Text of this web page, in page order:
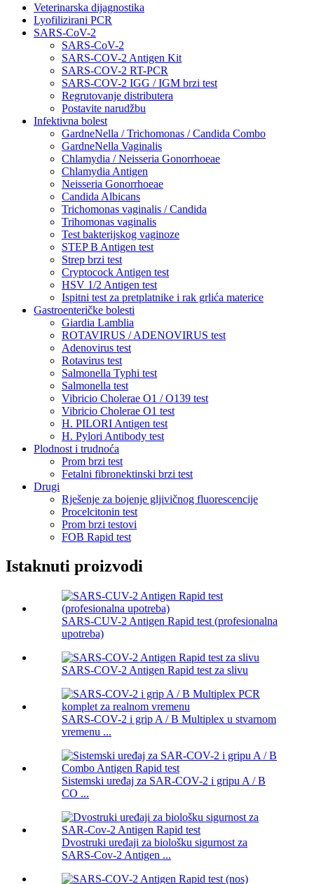
Veterinarska dijagnostika
Lyofilizirani PCR
SARS-CoV-2
SARS-CoV-2
SARS-COV-2 Antigen Kit
SARS-COV-2 RT-PCR
SARS-COV-2 IGG / IGM brzi test
Regrutovanje distributera
Postavite narudžbu
Infektivna bolest
GardneNella / Trichomonas / Candida Combo
GardneNella Vaginalis
Chlamydia / Neisseria Gonorrhoeae
Chlamydia Antigen
Neisseria Gonorrhoeae
Candida Albicans
Trichomonas vaginalis / Candida
Trihomonas vaginalis
Test bakterijskog vaginoze
STEP B Antigen test
Strep brzi test
Cryptocock Antigen test
HSV 1/2 Antigen test
Ispitni test za pretplatnike i rak grlića materice
Gastroenteričke bolesti
Giardia Lamblia
ROTAVIRUS / ADENOVIRUS test
Adenovirus test
Rotavirus test
Salmonella Typhi test
Salmonella test
Vibricio Cholerae O1 / O139 test
Vibricio Cholerae O1 test
H. PILORI Antigen test
H. Pylori Antibody test
Plodnost i trudnoća
Prom brzi test
Fetalni fibronektinski brzi test
Drugi
Rješenje za bojenje gljivičnog fluorescencije
Procelcitonin test
Prom brzi testovi
FOB Rapid test
Istaknuti proizvodi
SARS-CUV-2 Antigen Rapid test (profesionalna
upotreba)
SARS-COV-2 Antigen Rapid test za slivu
SARS-COV-2 i grip A / B Multiplex u stvarnom
vremenu ...
Sistemski uređaj za SAR-COV-2 i gripu A / B
CO ...
Dvostruki uređaji za biološku sigurnost za
SARS-Cov-2 Antigen ...